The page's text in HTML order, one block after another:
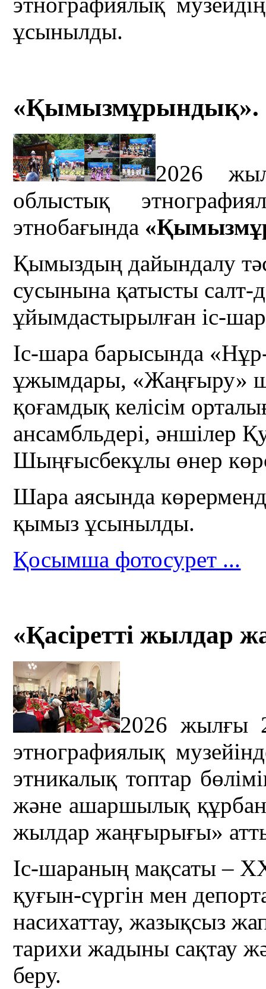
ұсынылды.
«Қымызмұрындық».
2026
облыстық
этнобағында
Қымыздың дайындалу
сусынына қатысты салт-
ұйымдастырылған іс-
Іс-шара барысында
ұжымдары, «Жаңғыру»
қоғамдық келісім
ансамбльдері, әншілер
Шыңғысбекұлы өнер
Шара аясында
қымыз ұсынылды.
Қосымша фотосурет ...
«Қасіретті жылдар
2026 жылғы
этнографиялық
этникалық топтар
және ашаршылық
жылдар жаңғырығы»
Іс-шараның мақсаты –
қуғын-сүргін мен
насихаттау, жазықсыз
тарихи жадыны сақтау
беру.